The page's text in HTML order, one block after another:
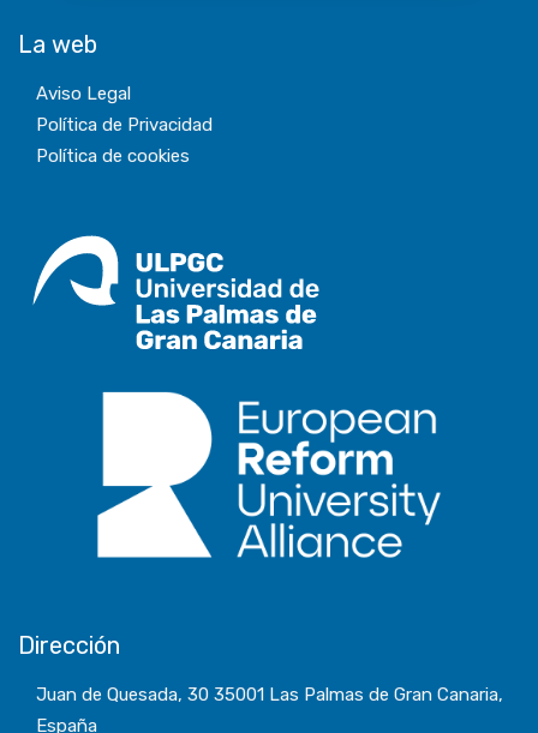
La web
Aviso Legal
Política de Privacidad
Política de cookies
Dirección
Juan de Quesada, 30 35001 Las Palmas de Gran Canaria,
España